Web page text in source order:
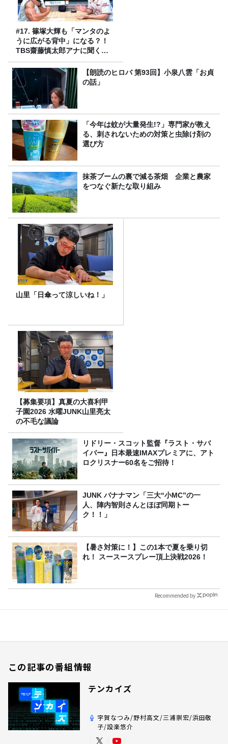
#17. 篠塚大輝も「マンタのよ
うに広がる背中」になる？！
TBS齋藤慎太郎アナに聞くメ
ンズフィジークの魅力！！
【朗読のヒロバ 第93回】小泉八雲「お貞
の話」
「今年は蚊が大量発生!?」専門家が教え
る、刺されないための対策と虫除け剤の
選び方
抹茶ブームの裏で減る茶畑 企業と農家
をつなぐ新たな取り組み
山里「日傘って涼しいね！」
【募集要項】真夏の大喜利甲
子園2026 水曜JUNK山里亮太
の不毛な議論
リドリー・スコット監督『ラスト・サバ
イバー』日本最速IMAXプレミアに、アト
ロクリスナー60名をご招待！
JUNK バナナマン「三大“小MC”の一
人、陣内智則さんとほぼ同期トー
ク！！」
【暑さ対策に！】この1本で夏を乗り切
れ！ スースースプレー頂上決戦2026！
Recommended by
この記事の番組情報
テンカイズ
宇賀なつみ/野村高文/三浦崇宏/浜田敬
子/設楽悠介